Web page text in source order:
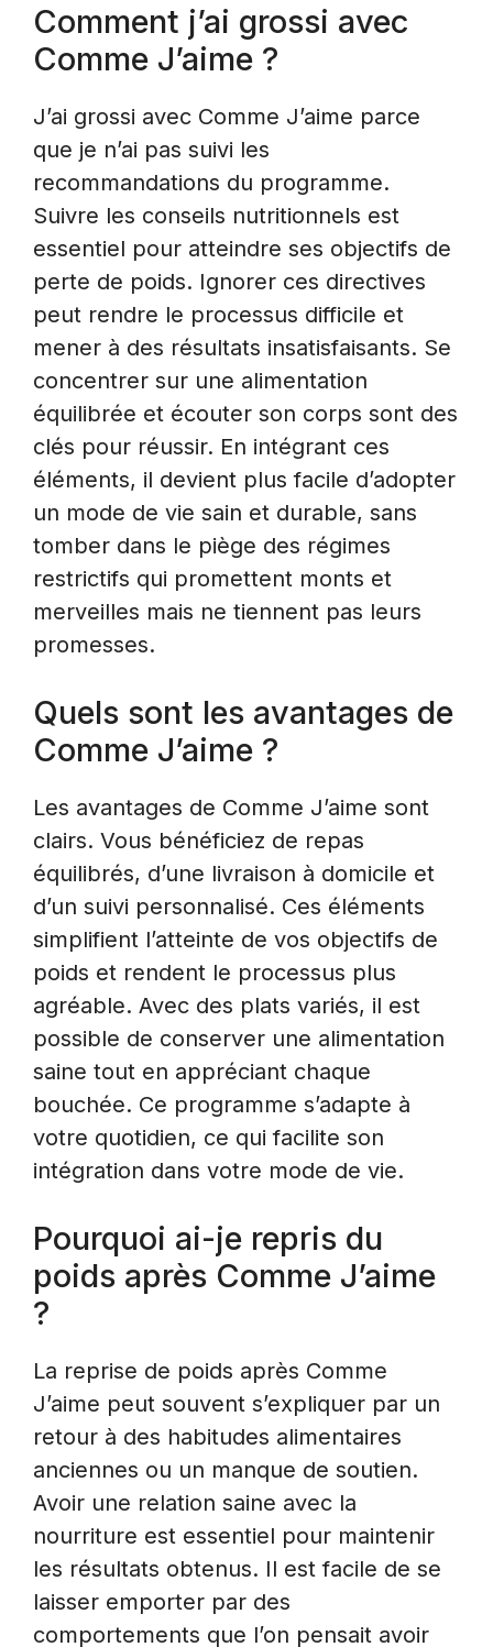
Comment j’ai grossi avec
Comme J’aime ?
J’ai grossi avec Comme J’aime parce
que je n’ai pas suivi les
recommandations du programme.
Suivre les conseils nutritionnels est
essentiel pour atteindre ses objectifs de
perte de poids. Ignorer ces directives
peut rendre le processus difficile et
mener à des résultats insatisfaisants. Se
concentrer sur une alimentation
équilibrée et écouter son corps sont des
clés pour réussir. En intégrant ces
éléments, il devient plus facile d’adopter
un mode de vie sain et durable, sans
tomber dans le piège des régimes
restrictifs qui promettent monts et
merveilles mais ne tiennent pas leurs
promesses.
Quels sont les avantages de
Comme J’aime ?
Les avantages de Comme J’aime sont
clairs. Vous bénéficiez de repas
équilibrés, d’une livraison à domicile et
d’un suivi personnalisé. Ces éléments
simplifient l’atteinte de vos objectifs de
poids et rendent le processus plus
agréable. Avec des plats variés, il est
possible de conserver une alimentation
saine tout en appréciant chaque
bouchée. Ce programme s’adapte à
votre quotidien, ce qui facilite son
intégration dans votre mode de vie.
Pourquoi ai-je repris du
poids après Comme J’aime
?
La reprise de poids après Comme
J’aime peut souvent s’expliquer par un
retour à des habitudes alimentaires
anciennes ou un manque de soutien.
Avoir une relation saine avec la
nourriture est essentiel pour maintenir
les résultats obtenus. Il est facile de se
laisser emporter par des
comportements que l’on pensait avoir